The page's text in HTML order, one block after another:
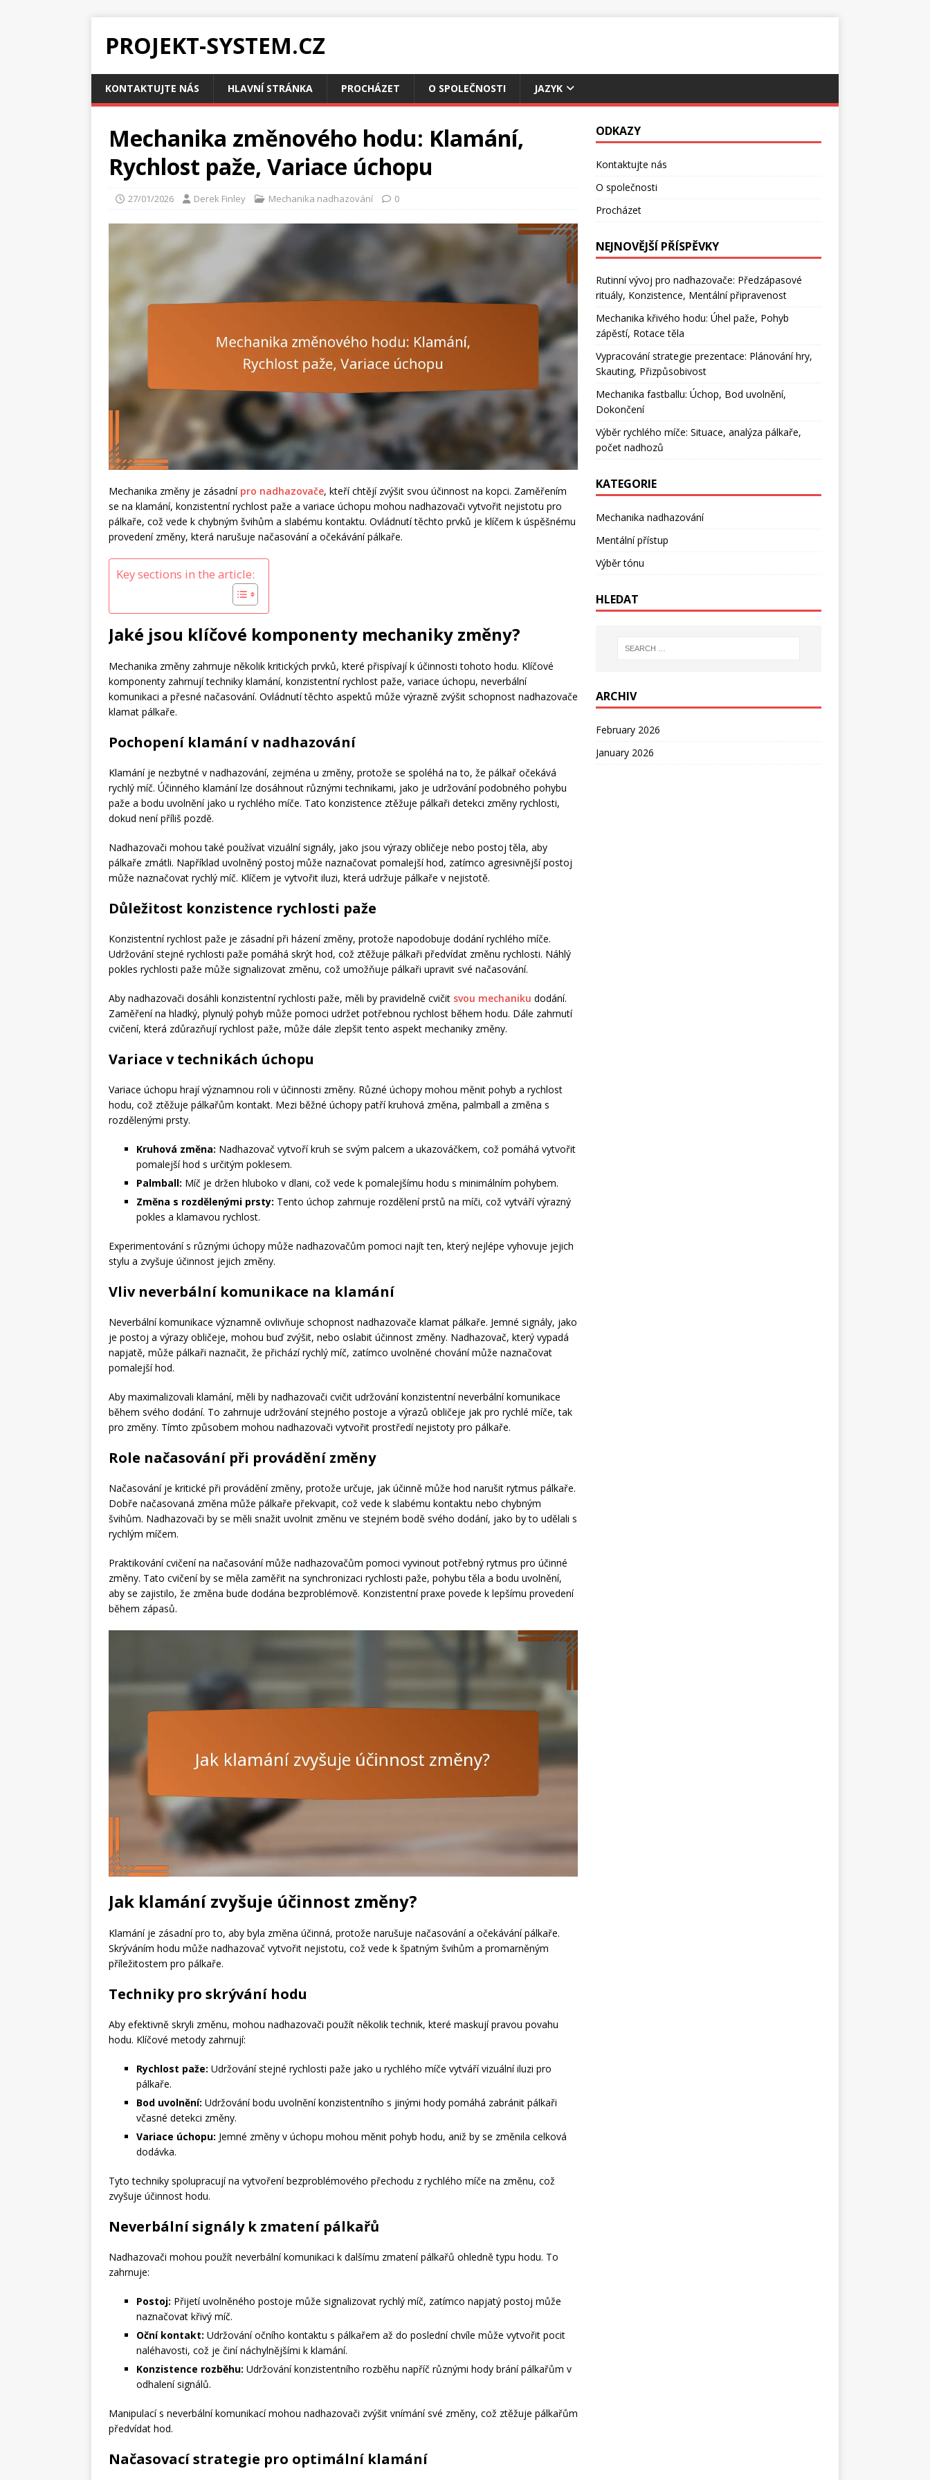
PROJEKT-SYSTEM.CZ
KONTAKTUJTE NÁS HLAVNÍ STRÁNKA PROCHÁZET O SPOLEČNOSTI JAZYK
Mechanika změnového hodu: Klamání,
Rychlost paže, Variace úchopu
27/01/2026 Derek Finley Mechanika nadhazování 0
Mechanika změny je zásadní pro nadhazovače, kteří chtějí zvýšit svou účinnost na kopci. Zaměřením
se na klamání, konzistentní rychlost paže a variace úchopu mohou nadhazovači vytvořit nejistotu pro
pálkaře, což vede k chybným švihům a slabému kontaktu. Ovládnutí těchto prvků je klíčem k úspěšnému
provedení změny, která narušuje načasování a očekávání pálkaře.
Key sections in the article:
Jaké jsou klíčové komponenty mechaniky změny?
Mechanika změny zahrnuje několik kritických prvků, které přispívají k účinnosti tohoto hodu. Klíčové
komponenty zahrnují techniky klamání, konzistentní rychlost paže, variace úchopu, neverbální
komunikaci a přesné načasování. Ovládnutí těchto aspektů může výrazně zvýšit schopnost nadhazovače
klamat pálkaře.
Pochopení klamání v nadhazování
Klamání je nezbytné v nadhazování, zejména u změny, protože se spoléhá na to, že pálkař očekává
rychlý míč. Účinného klamání lze dosáhnout různými technikami, jako je udržování podobného pohybu
paže a bodu uvolnění jako u rychlého míče. Tato konzistence ztěžuje pálkaři detekci změny rychlosti,
dokud není příliš pozdě.
Nadhazovači mohou také používat vizuální signály, jako jsou výrazy obličeje nebo postoj těla, aby
pálkaře zmátli. Například uvolněný postoj může naznačovat pomalejší hod, zatímco agresivnější postoj
může naznačovat rychlý míč. Klíčem je vytvořit iluzi, která udržuje pálkaře v nejistotě.
Důležitost konzistence rychlosti paže
Konzistentní rychlost paže je zásadní při házení změny, protože napodobuje dodání rychlého míče.
Udržování stejné rychlosti paže pomáhá skrýt hod, což ztěžuje pálkaři předvídat změnu rychlosti. Náhlý
pokles rychlosti paže může signalizovat změnu, což umožňuje pálkaři upravit své načasování.
Aby nadhazovači dosáhli konzistentní rychlosti paže, měli by pravidelně cvičit svou mechaniku dodání.
Zaměření na hladký, plynulý pohyb může pomoci udržet potřebnou rychlost během hodu. Dále zahrnutí
cvičení, která zdůrazňují rychlost paže, může dále zlepšit tento aspekt mechaniky změny.
Variace v technikách úchopu
Variace úchopu hrají významnou roli v účinnosti změny. Různé úchopy mohou měnit pohyb a rychlost
hodu, což ztěžuje pálkařům kontakt. Mezi běžné úchopy patří kruhová změna, palmball a změna s
rozdělenými prsty.
Kruhová změna: Nadhazovač vytvoří kruh se svým palcem a ukazováčkem, což pomáhá vytvořit
pomalejší hod s určitým poklesem.
Palmball: Míč je držen hluboko v dlani, což vede k pomalejšímu hodu s minimálním pohybem.
Změna s rozdělenými prsty: Tento úchop zahrnuje rozdělení prstů na míči, což vytváří výrazný
pokles a klamavou rychlost.
Experimentování s různými úchopy může nadhazovačům pomoci najít ten, který nejlépe vyhovuje jejich
stylu a zvyšuje účinnost jejich změny.
Vliv neverbální komunikace na klamání
Neverbální komunikace významně ovlivňuje schopnost nadhazovače klamat pálkaře. Jemné signály, jako
je postoj a výrazy obličeje, mohou buď zvýšit, nebo oslabit účinnost změny. Nadhazovač, který vypadá
napjatě, může pálkaři naznačit, že přichází rychlý míč, zatímco uvolněné chování může naznačovat
pomalejší hod.
Aby maximalizovali klamání, měli by nadhazovači cvičit udržování konzistentní neverbální komunikace
během svého dodání. To zahrnuje udržování stejného postoje a výrazů obličeje jak pro rychlé míče, tak
pro změny. Tímto způsobem mohou nadhazovači vytvořit prostředí nejistoty pro pálkaře.
Role načasování při provádění změny
Načasování je kritické při provádění změny, protože určuje, jak účinně může hod narušit rytmus pálkaře.
Dobře načasovaná změna může pálkaře překvapit, což vede k slabému kontaktu nebo chybným
švihům. Nadhazovači by se měli snažit uvolnit změnu ve stejném bodě svého dodání, jako by to udělali s
rychlým míčem.
Praktikování cvičení na načasování může nadhazovačům pomoci vyvinout potřebný rytmus pro účinné
změny. Tato cvičení by se měla zaměřit na synchronizaci rychlosti paže, pohybu těla a bodu uvolnění,
aby se zajistilo, že změna bude dodána bezproblémově. Konzistentní praxe povede k lepšímu provedení
během zápasů.
Jak klamání zvyšuje účinnost změny?
Klamání je zásadní pro to, aby byla změna účinná, protože narušuje načasování a očekávání pálkaře.
Skrýváním hodu může nadhazovač vytvořit nejistotu, což vede k špatným švihům a promarněným
příležitostem pro pálkaře.
Techniky pro skrývání hodu
Aby efektivně skryli změnu, mohou nadhazovači použít několik technik, které maskují pravou povahu
hodu. Klíčové metody zahrnují:
Rychlost paže: Udržování stejné rychlosti paže jako u rychlého míče vytváří vizuální iluzi pro
pálkaře.
Bod uvolnění: Udržování bodu uvolnění konzistentního s jinými hody pomáhá zabránit pálkaři
včasné detekci změny.
Variace úchopu: Jemné změny v úchopu mohou měnit pohyb hodu, aniž by se změnila celková
dodávka.
Tyto techniky spolupracují na vytvoření bezproblémového přechodu z rychlého míče na změnu, což
zvyšuje účinnost hodu.
Neverbální signály k zmatení pálkařů
Nadhazovači mohou použít neverbální komunikaci k dalšímu zmatení pálkařů ohledně typu hodu. To
zahrnuje:
Postoj: Přijetí uvolněného postoje může signalizovat rychlý míč, zatímco napjatý postoj může
naznačovat křivý míč.
Oční kontakt: Udržování očního kontaktu s pálkařem až do poslední chvíle může vytvořit pocit
naléhavosti, což je činí náchylnějšími k klamání.
Konzistence rozběhu: Udržování konzistentního rozběhu napříč různými hody brání pálkařům v
odhalení signálů.
Manipulací s neverbální komunikací mohou nadhazovači zvýšit vnímání své změny, což ztěžuje pálkařům
předvídat hod.
Načasovací strategie pro optimální klamání
ODKAZY
Kontaktujte nás
O společnosti
Procházet
NEJNOVĚJŠÍ PŘÍSPĚVKY
Rutinní vývoj pro nadhazovače: Předzápasové
rituály, Konzistence, Mentální připravenost
Mechanika křivého hodu: Úhel paže, Pohyb
zápěstí, Rotace těla
Vypracování strategie prezentace: Plánování hry,
Skauting, Přizpůsobivost
Mechanika fastballu: Úchop, Bod uvolnění,
Dokončení
Výběr rychlého míče: Situace, analýza pálkaře,
počet nadhozů
KATEGORIE
Mechanika nadhazování
Mentální přístup
Výběr tónu
HLEDAT
ARCHIV
February 2026
January 2026